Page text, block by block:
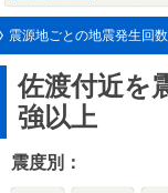
震源地ごとの地震発生回数
佐渡付近を
強以上
震度別：